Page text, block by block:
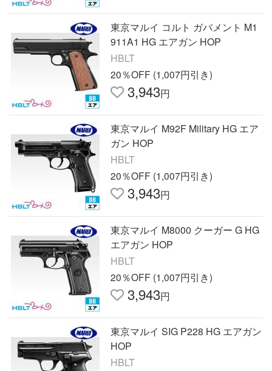
東京マルイ コルト ガバメント M1
911A1 HG エアガン HOP
HBLT
20％OFF (1,007円引き)
3,943円
東京マルイ M92F Military HG エア
ガン HOP
HBLT
20％OFF (1,007円引き)
3,943円
東京マルイ M8000 クーガー G HG
エアガン HOP
HBLT
20％OFF (1,007円引き)
3,943円
東京マルイ SIG P228 HG エアガン
HOP
HBLT